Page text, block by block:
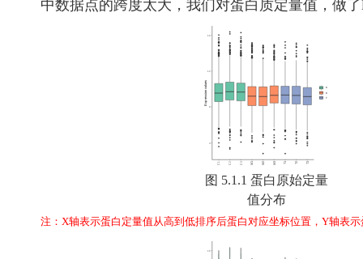
中数据点的跨度太大，我们对蛋白质定量值，做
图 5.1.1 蛋白原始定量
值分布
注：X轴表示蛋白定量值从高到低排序后蛋白对应坐标位置，Y轴表